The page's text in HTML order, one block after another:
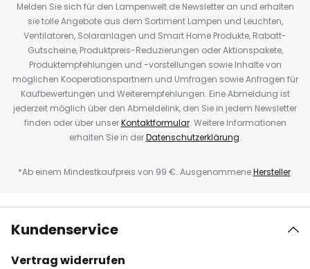
Melden Sie sich für den Lampenwelt.de Newsletter an und erhalten
sie tolle Angebote aus dem Sortiment Lampen und Leuchten,
Ventilatoren, Solaranlagen und Smart Home Produkte, Rabatt-
Gutscheine, Produktpreis-Reduzierungen oder Aktionspakete,
Produktempfehlungen und -vorstellungen sowie Inhalte von
möglichen Kooperationspartnern und Umfragen sowie Anfragen für
Kaufbewertungen und Weiterempfehlungen. Eine Abmeldung ist
jederzeit möglich über den Abmeldelink, den Sie in jedem Newsletter
finden oder über unserKontaktformular. Weitere Informationen
erhalten Sie in derDatenschutzerklärung.
*Ab einem Mindestkaufpreis von 99 €. AusgenommeneHersteller.
Kundenservice
Vertrag widerrufen